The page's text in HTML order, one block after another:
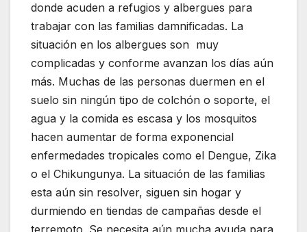
donde acuden a refugios y albergues para
trabajar con las familias damnificadas. La
situación en los albergues son muy
complicadas y conforme avanzan los días aún
más. Muchas de las personas duermen en el
suelo sin ningún tipo de colchón o soporte, el
agua y la comida es escasa y los mosquitos
hacen aumentar de forma exponencial
enfermedades tropicales como el Dengue, Zika
o el Chikungunya. La situación de las familias
esta aún sin resolver, siguen sin hogar y
durmiendo en tiendas de campañas desde el